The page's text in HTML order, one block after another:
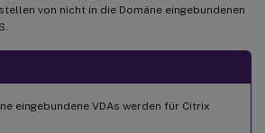
von nicht in die Domäne eingebundenen
eingebundene VDAs werden für Citrix
aktivieren, um das Paket tdb-tools zu
7)
ntfs-3g manuell installieren